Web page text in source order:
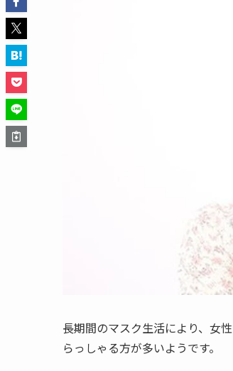
長期間のマスク生活により、女
らっしゃる方が多いようです。